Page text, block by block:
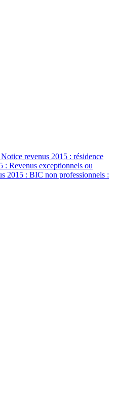
revenus 2015 : résidence
: Revenus exceptionnels ou
2015 : BIC non professionnels :